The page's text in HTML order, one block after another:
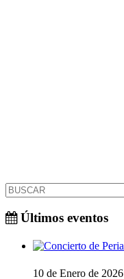
Últimos eventos
10 de Enero de 2026